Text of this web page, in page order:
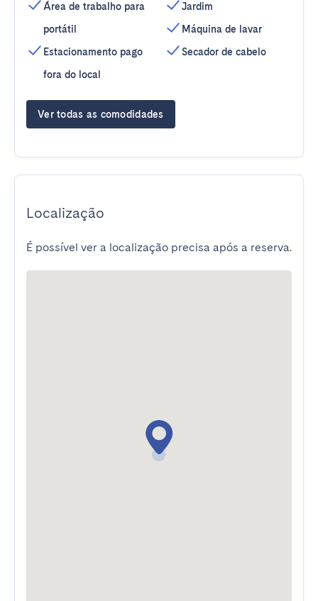
Área de trabalho para
portátil
Estacionamento pago
fora do local
Jardim
Máquina de lavar
Secador de cabelo
Ver todas as comodidades
Localização
É possível ver a localização precisa após a reserva.